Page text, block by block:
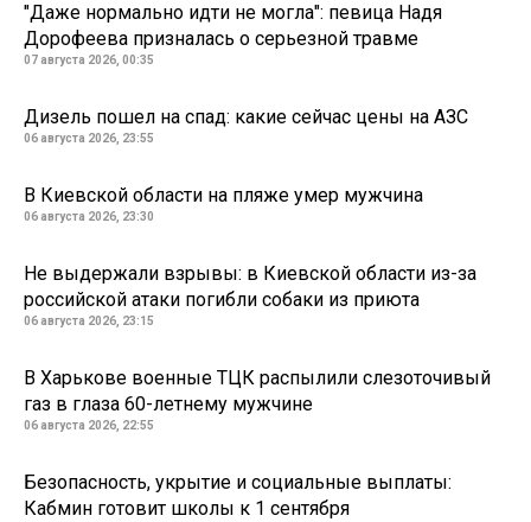
"Даже нормально идти не могла": певица Надя
Дорофеева призналась о серьезной травме
07 августа 2026, 00:35
Дизель пошел на спад: какие сейчас цены на АЗС
06 августа 2026, 23:55
В Киевской области на пляже умер мужчина
06 августа 2026, 23:30
Не выдержали взрывы: в Киевской области из-за
российской атаки погибли собаки из приюта
06 августа 2026, 23:15
В Харькове военные ТЦК распылили слезоточивый
газ в глаза 60-летнему мужчине
06 августа 2026, 22:55
Безопасность, укрытие и социальные выплаты:
Кабмин готовит школы к 1 сентября